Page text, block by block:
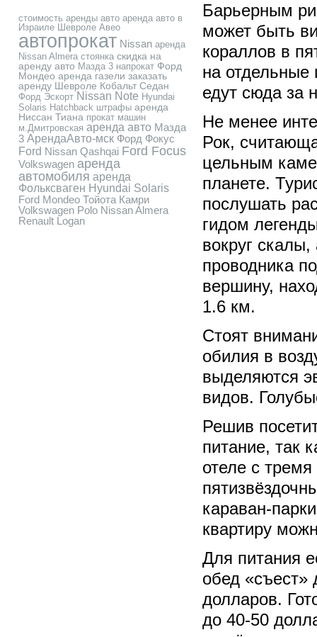
стоимость аренды авто аренда авто в
Израиле Шевроле Авео
автопрокат Nissan аренда
Nissan Almera стоянка скидка на
аренду авто Мазда 3 напрокат Форд
Мондео аренда газели заказать
аренду Шевроле Кобальт Седан
Форд Эскорт Nissan Note Hyundai
Solaris Hatchback штрафы аренда
Ниссан Тиана прокат машин
м.Дмитровская аренда авто Мазда
3 АрендаАвто-мск Форд Фокус
Ford Nissan Qashqai Ford Focus
Volkswagen аренда
автомобиля аренда
Фольксваген Hyundai Solaris
Ford Mondeo Тойота Камри
Volkswagen Polo Nissan Almera
Renault Logan
Барьерным
может быть
кораллов в
на отдельные
едут сюда за
Не менее
Рок,
цельным
планете.
послушать
гидом
вокруг
проводника
вершину,
1.6 км.
Стоят
обилия в
выделяются
видов.
Решив
питание, так
отеле с
караван-
квартиру
Для питания
обед «съест»
долларов.
до 40-50